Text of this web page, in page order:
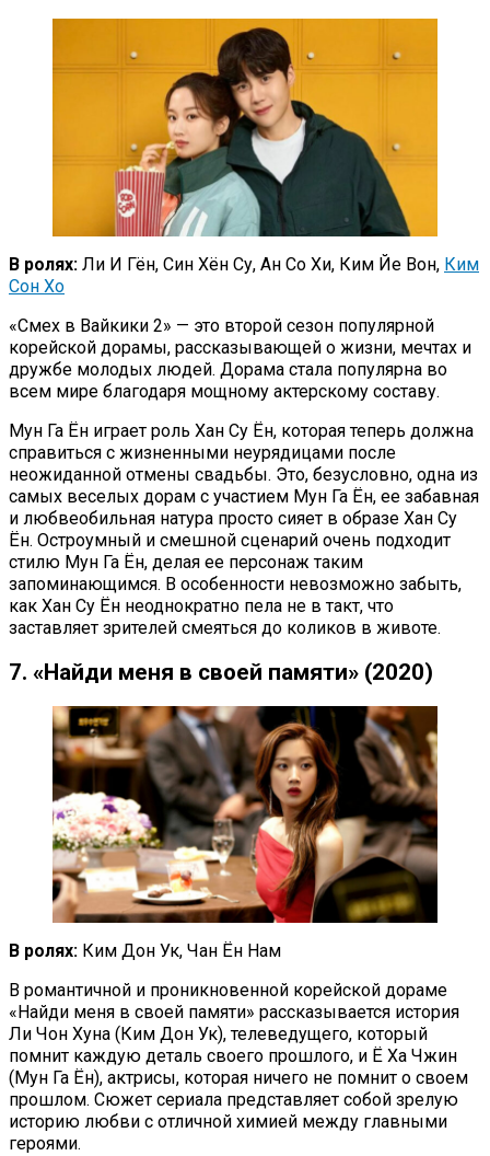
В ролях: Ли И Гён, Син Хён Су, Ан Со Хи, Ким Йе Вон, Ким
Сон Хо
«Смех в Вайкики 2» — это второй сезон популярной
корейской дорамы, рассказывающей о жизни, мечтах и
дружбе молодых людей. Дорама стала популярна во
всем мире благодаря мощному актерскому составу.
Мун Га Ён играет роль Хан Су Ён, которая теперь должна
справиться с жизненными неурядицами после
неожиданной отмены свадьбы. Это, безусловно, одна из
самых веселых дорам с участием Мун Га Ён, ее забавная
и любвеобильная натура просто сияет в образе Хан Су
Ён. Остроумный и смешной сценарий очень подходит
стилю Мун Га Ён, делая ее персонаж таким
запоминающимся. В особенности невозможно забыть,
как Хан Су Ён неоднократно пела не в такт, что
заставляет зрителей смеяться до коликов в животе.
7. «Найди меня в своей памяти» (2020)
В ролях: Ким Дон Ук, Чан Ён Нам
В романтичной и проникновенной корейской дораме
«Найди меня в своей памяти» рассказывается история
Ли Чон Хуна (Ким Дон Ук), телеведущего, который
помнит каждую деталь своего прошлого, и Ё Ха Чжин
(Мун Га Ён), актрисы, которая ничего не помнит о своем
прошлом. Сюжет сериала представляет собой зрелую
историю любви с отличной химией между главными
героями.